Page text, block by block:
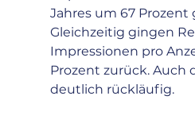
Jahres um 67 Prozent
Gleichzeitig gingen
Impressionen pro
Prozent zurück. Auch
deutlich rückläufig.